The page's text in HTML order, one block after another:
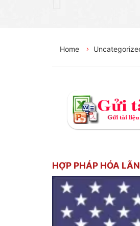
Home
HỢP PHÁP HÓA